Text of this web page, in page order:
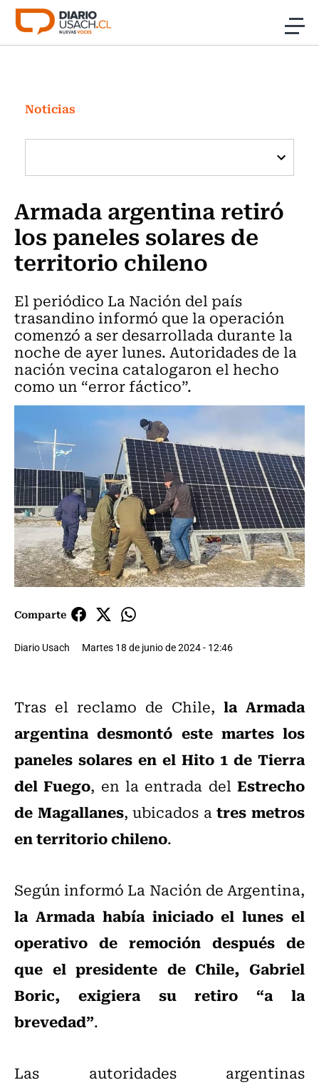
Click acá para ir directamente al contenido
Investigación
Cultura
Programas Radio y TV Usach
Noticias
Armada argentina retiró
los paneles solares de
territorio chileno
El periódico La Nación del país
trasandino informó que la operación
comenzó a ser desarrollada durante la
noche de ayer lunes. Autoridades de la
nación vecina catalogaron el hecho
como un “error fáctico”.
Comparte
Diario Usach Martes 18 de junio de 2024 - 12:46
Tras el reclamo de Chile, la Armada
argentina desmontó este martes los
paneles solares en el Hito 1 de Tierra
del Fuego, en la entrada delEstrecho
de Magallanes, ubicados atres metros
en territorio chileno.
Según informó La Nación de Argentina,
la Armada había iniciado el lunes el
operativo de remoción después de
que el presidente de Chile, Gabriel
Boric, exigiera su retiro “a la
brevedad”.
Las autoridades argentinas